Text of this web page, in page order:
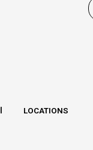
LOCATIONS